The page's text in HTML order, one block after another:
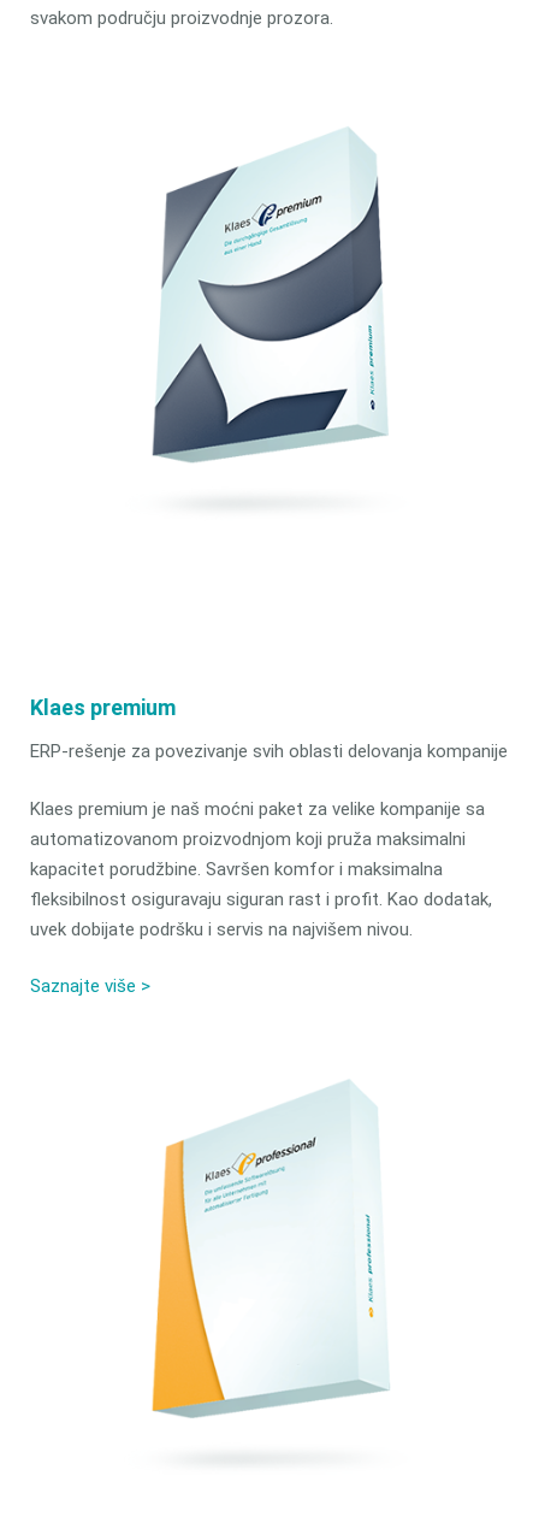
svakom području proizvodnje prozora.
Klaes premium
ERP-rešenje za povezivanje svih oblasti delovanja kompanije
Klaes premium je naš moćni paket za velike kompanije sa
automatizovanom proizvodnjom koji pruža maksimalni
kapacitet porudžbine. Savršen komfor i maksimalna
fleksibilnost osiguravaju siguran rast i profit. Kao dodatak,
uvek dobijate podršku i servis na najvišem nivou.
Saznajte više >